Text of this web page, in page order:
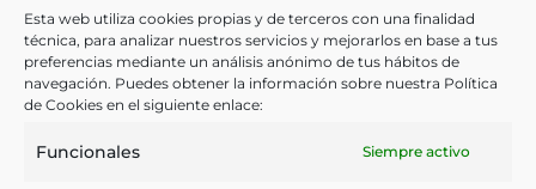
Esta web utiliza cookies propias y de terceros con una finalidad
técnica, para analizar nuestros servicios y mejorarlos en base a tus
preferencias mediante un análisis anónimo de tus hábitos de
navegación. Puedes obtener la información sobre nuestra Política
de Cookies en el siguiente enlace:
Funcionales Siempre activo
COMPARTIR